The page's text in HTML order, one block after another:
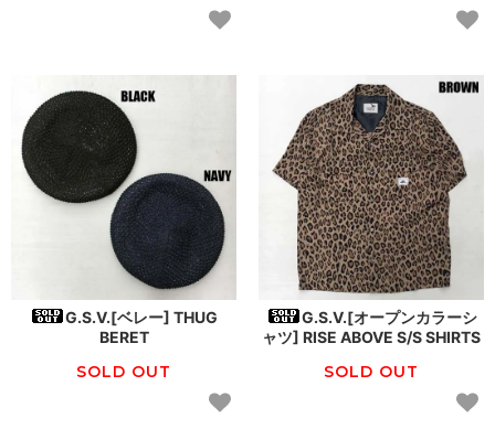
G.S.V.[ベレー] THUG
BERET
SOLD OUT
G.S.V.[オープンカラーシ
ャツ] RISE ABOVE S/S SHIRTS
SOLD OUT